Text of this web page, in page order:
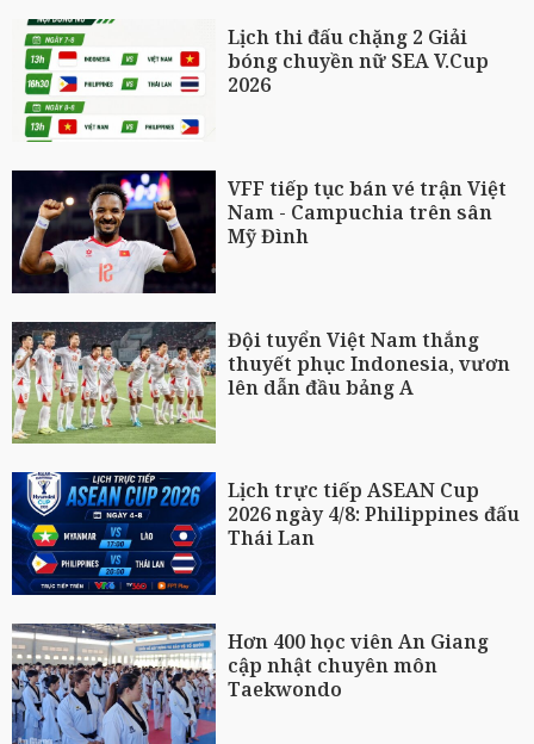
Lịch thi đấu chặng 2 Giải
bóng chuyền nữ SEA V.Cup
2026
VFF tiếp tục bán vé trận Việt
Nam - Campuchia trên sân
Mỹ Đình
Đội tuyển Việt Nam thắng
thuyết phục Indonesia, vươn
lên dẫn đầu bảng A
Lịch trực tiếp ASEAN Cup
2026 ngày 4/8: Philippines đấu
Thái Lan
Hơn 400 học viên An Giang
cập nhật chuyên môn
Taekwondo